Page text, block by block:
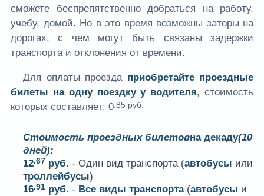
сможете беспрепятственно добраться на работу,
учебу, домой. Но в это время возможны заторы на
дорогах, с чем могут быть связаны задержки
транспорта и отклонения от времени.
Для оплаты проезда приобретайте проездные
билеты на одну поездку у водителя, стоимость
которых составляет: 0 .85 руб.
Стоимость проездных билетовна декаду(10
дней):
12.67 руб. - Один вид транспорта (автобусы или
троллейбусы)
16.91 руб. - Все виды транспорта(автобусы и